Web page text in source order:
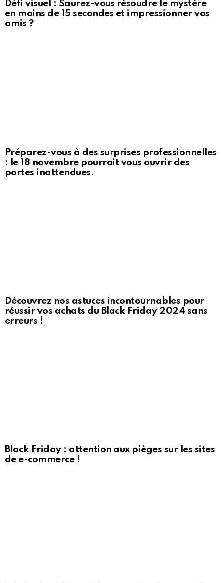
Défi visuel : Saurez-vous résoudre le mystère
en moins de 15 secondes et impressionner vos
amis ?
Préparez-vous à des surprises professionnelles
: le 18 novembre pourrait vous ouvrir des
portes inattendues.
Découvrez nos astuces incontournables pour
réussir vos achats du Black Friday 2024 sans
erreurs !
Black Friday : attention aux pièges sur les sites
de e-commerce !